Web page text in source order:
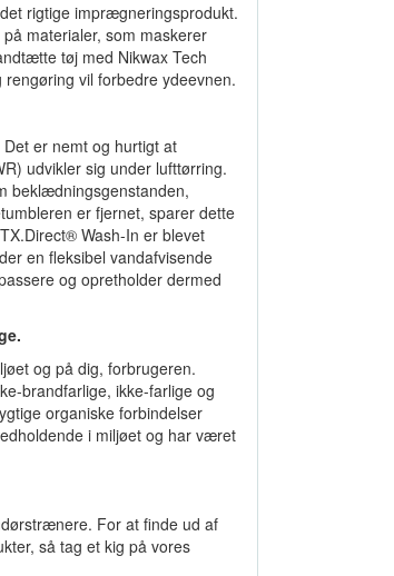
rigtige imprægneringsprodukt.
materialer, som maskerer
tøj med Nikwax Tech
vil forbedre ydeevnen.
er nemt og hurtigt at
udvikler sig under lufttørring.
beklædningsgenstanden,
er fjernet, sparer dette
Wash-In er blevet
en fleksibel vandafvisende
og opretholder dermed
og på dig, forbrugeren.
brandfarlige, ikke-farlige og
organiske forbindelser
i miljøet og har været
For at finde ud af
så tag et kig på vores